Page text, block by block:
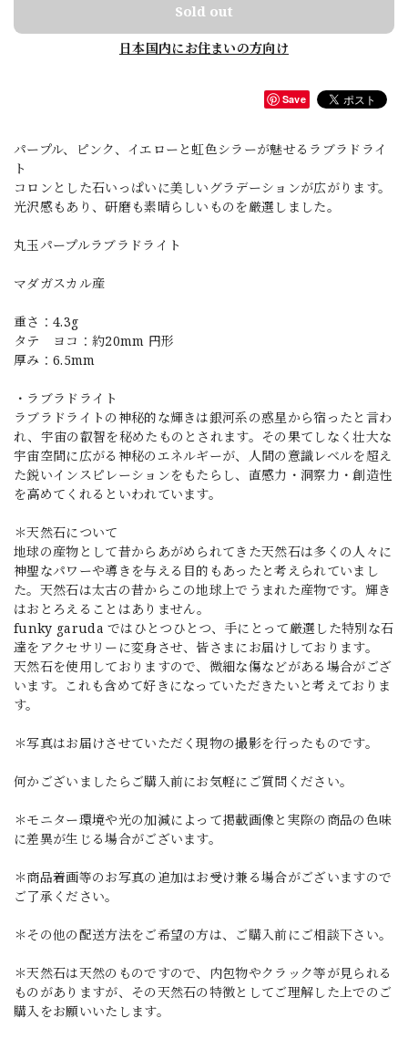
Sold out
日本国内にお住まいの方向け
Save
パープル、ピンク、イエローと虹色シラーが魅せるラブラドライ
ト
コロンとした石いっぱいに美しいグラデーションが広がります。
光沢感もあり、研磨も素晴らしいものを厳選しました。
丸玉パープルラブラドライト
マダガスカル産
重さ：4.3g
タテ ヨコ：約20mm 円形
厚み：6.5mm
・ラブラドライト
ラブラドライトの神秘的な輝きは銀河系の惑星から宿ったと言わ
れ、宇宙の叡智を秘めたものとされます。その果てしなく壮大な
宇宙空間に広がる神秘のエネルギーが、人間の意識レベルを超え
た鋭いインスピレーションをもたらし、直感力・洞察力・創造性
を高めてくれるといわれています。
＊天然石について
地球の産物として昔からあがめられてきた天然石は多くの人々に
神聖なパワーや導きを与える目的もあったと考えられていまし
た。天然石は太古の昔からこの地球上でうまれた産物です。輝き
はおとろえることはありません。
funky garuda ではひとつひとつ、手にとって厳選した特別な石
達をアクセサリーに変身させ、皆さまにお届けしております。
天然石を使用しておりますので、微細な傷などがある場合がござ
います。これも含めて好きになっていただきたいと考えておりま
す。
＊写真はお届けさせていただく現物の撮影を行ったものです。
何かございましたらご購入前にお気軽にご質問ください。
＊モニター環境や光の加減によって掲載画像と実際の商品の色味
に差異が生じる場合がございます。
＊商品着画等のお写真の追加はお受け兼る場合がございますので
ご了承ください。
＊その他の配送方法をご希望の方は、ご購入前にご相談下さい。
＊天然石は天然のものですので、内包物やクラック等が見られる
ものがありますが、その天然石の特徴としてご理解した上でのご
購入をお願いいたします。